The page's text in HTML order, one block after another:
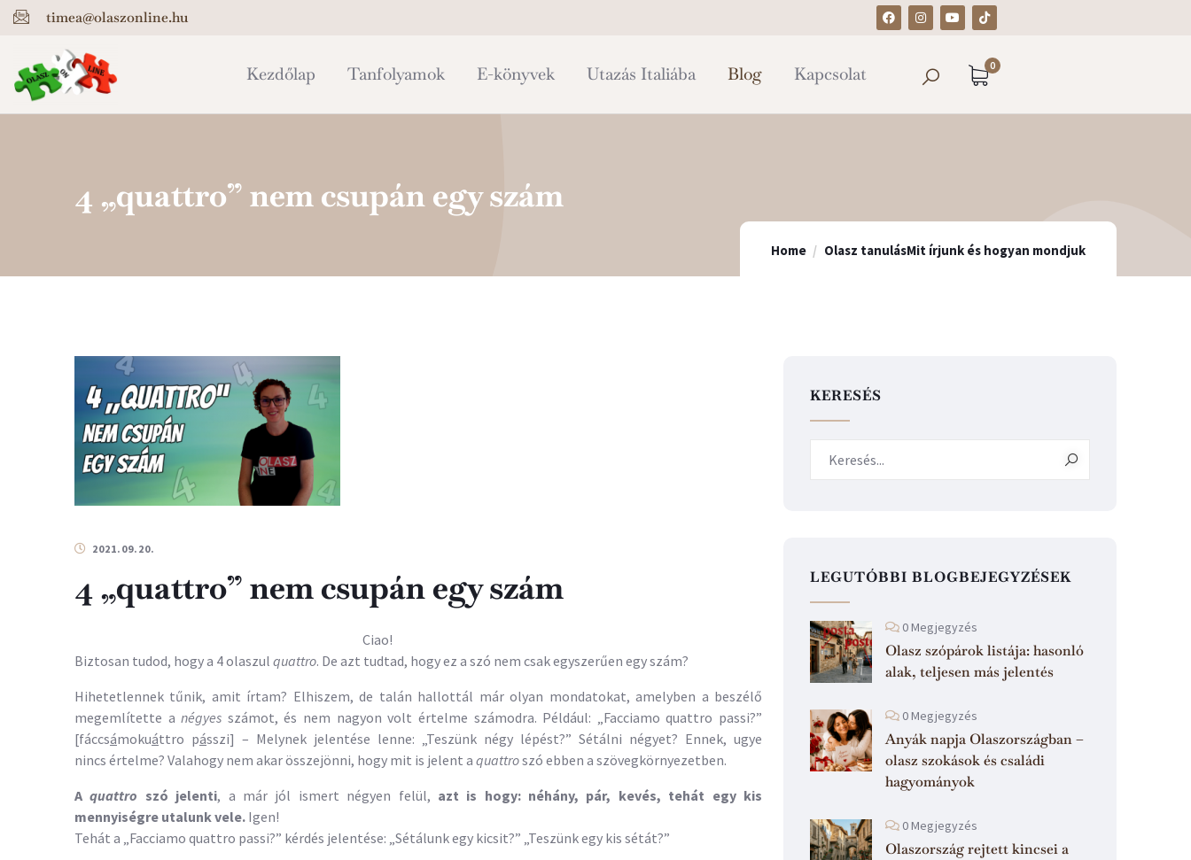
timea@olaszonline.hu
Kezdőlap Tanfolyamok E-könyvek Utazás Italiába Blog Kapcsolat 0
4 „quattro” nem csupán egy szám
Home Olasz tanulásMit írjunk és hogyan mondjuk
2021.09.20.
4 „quattro” nem csupán egy szám
Ciao!
Biztosan tudod, hogy a 4 olaszul quattro. De azt tudtad, hogy ez a szó nem csak egyszerűen egy szám?
Hihetetlennek tűnik, amit írtam? Elhiszem, de talán hallottál már olyan mondatokat, amelyben a beszélő
megemlítette anégyes számot, és nem nagyon volt értelme számodra. Például: „Facciamo quattro passi?”
[fáccsámokuáttro pásszi] – Melynek jelentése lenne: „Teszünk négy lépést?” Sétálni négyet? Ennek, ugye
nincs értelme? Valahogy nem akar összejönni, hogy mit is jelent a quattroszó ebben a szövegkörnyezetben.
Aquattro szó jelenti, a már jól ismert négyen felül, azt is hogy: néhány, pár, kevés, tehát egy kis
mennyiségre utalunk vele. Igen!
Tehát a „Facciamo quattro passi?” kérdés jelentése: „Sétálunk egy kicsit?” „Teszünk egy kis sétát?”
KERESÉS
LEGUTÓBBI BLOGBEJEGYZÉSEK
0 Megjegyzés
Olasz szópárok listája: hasonló
alak, teljesen más jelentés
0 Megjegyzés
Anyák napja Olaszországban –
olasz szokások és családi
hagyományok
0 Megjegyzés
Olaszország rejtett kincsei a